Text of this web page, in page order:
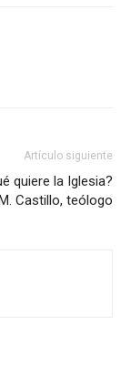
Artículo siguiente
quiere la Iglesia?
Castillo, teólogo